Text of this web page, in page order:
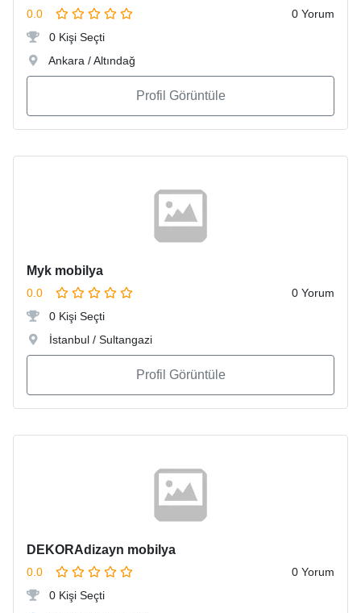
0.0
0 Yorum
0 Kişi Seçti
Ankara / Altındağ
Profil Görüntüle
Myk mobilya
0.0
0 Yorum
0 Kişi Seçti
İstanbul / Sultangazi
Profil Görüntüle
DEKORAdizayn mobilya
0.0
0 Yorum
0 Kişi Seçti